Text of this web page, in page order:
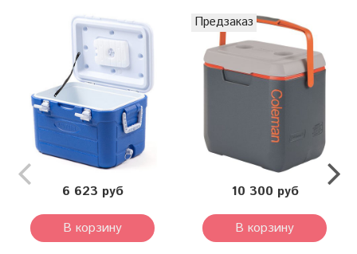
6 623 руб
В корзину
Предзаказ
10 300 руб
В корзину